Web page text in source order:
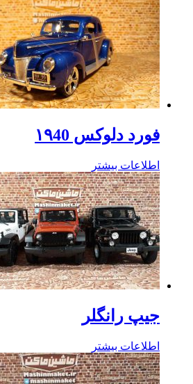
فورد دلوکس ۱۹40
اطلاعات بیشتر
جیپ رانگلر
اطلاعات بیشتر